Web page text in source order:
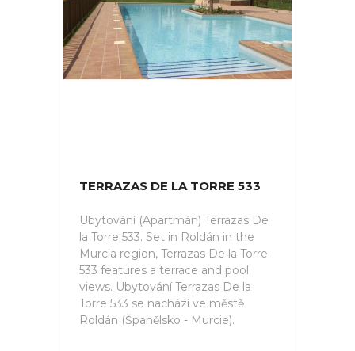
TERRAZAS DE LA TORRE 533
Ubytování (Apartmán) Terrazas De
la Torre 533. Set in Roldán in the
Murcia region, Terrazas De la Torre
533 features a terrace and pool
views. Ubytování Terrazas De la
Torre 533 se nachází ve městě
Roldán (Španělsko - Murcie).